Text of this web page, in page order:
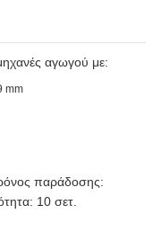
αγωγού με:
mm
παράδοσης:
10 σετ.